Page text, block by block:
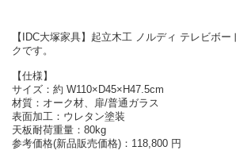
【IDC大塚家具】起立木工 ノルディ テレビボ
クです。
【仕様】
サイズ：約 W110×D45×H47.5cm
材質：オーク材、扉/普通ガラス
表面加工：ウレタン塗装
天板耐荷重量：80kg
参考価格(新品販売価格)：118,800 円